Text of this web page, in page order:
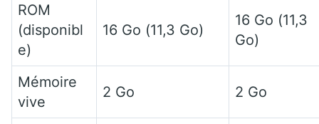
ROM
(disponibl
e)
16 Go (11,3 Go)
16 Go (11,3
Go)
Mémoire
vive
2 Go 2 Go